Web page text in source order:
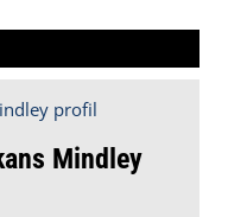
Mindley